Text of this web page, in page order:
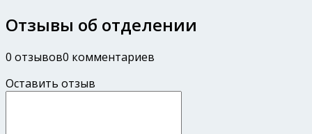
Отзывы об отделении
0 отзывов0 комментариев
Оставить отзыв